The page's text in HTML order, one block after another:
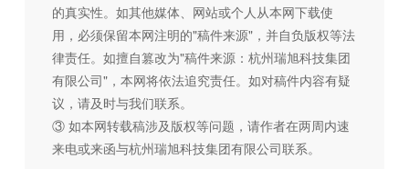
的真实性。如其他媒体、网站或个人从本网下载使
用，必须保留本网注明的"稿件来源"，并自负版权等法
律责任。如擅自篡改为"稿件来源：杭州瑞旭科技集团
有限公司"，本网将依法追究责任。如对稿件内容有疑
议，请及时与我们联系。
③ 如本网转载稿涉及版权等问题，请作者在两周内速
来电或来函与杭州瑞旭科技集团有限公司联系。